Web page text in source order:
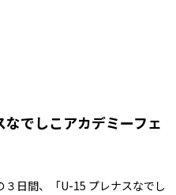
なでしこアカデミーフェ
日間、「U-15 プレナスなでし